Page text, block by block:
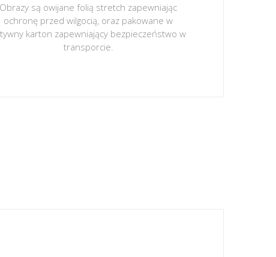
Obrazy są owijane folią stretch zapewniając
ochronę przed wilgocią, oraz pakowane w
karton zapewniający bezpieczeństwo w
transporcie.